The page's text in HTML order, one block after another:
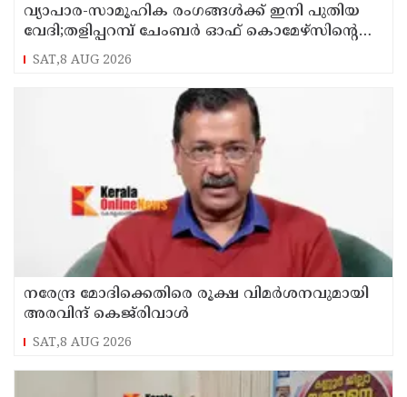
വ്യാപാര-സാമൂഹിക രംഗങ്ങൾക്ക് ഇനി പുതിയ
വേദി;തളിപ്പറമ്പ് ചേംബർ ഓഫ് കൊമേഴ്‌സിന്റെ
ഓഫീസും കോൺഫറൻസ് ഹാളും ഒരുങ്ങി
SAT,8 AUG 2026
നരേന്ദ്ര മോദിക്കെതിരെ രൂക്ഷ വിമർശനവുമായി
അരവിന്ദ് കെജ്‌രിവാൾ
SAT,8 AUG 2026